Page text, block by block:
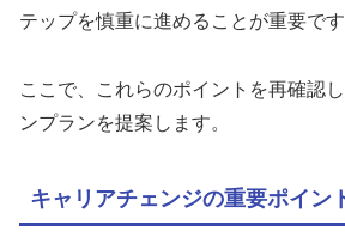
テップを慎重に進めることが重要です
ここで、これらのポイントを再確認
ンプランを提案します。
キャリアチェンジの重要ポイン